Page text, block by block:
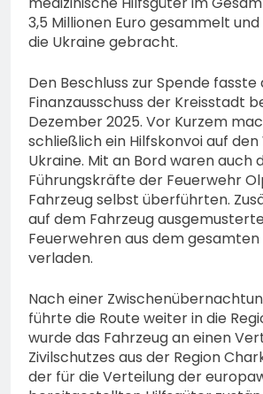
3,5 Millionen Euro gesammelt
die Ukraine gebracht.
Den Beschluss zur Spende
Finanzausschuss der Kreisstadt
Dezember 2025. Vor Kurzem
schließlich ein Hilfskonvoi auf den
Ukraine. Mit an Bord waren auch
Führungskräfte der Feuerwehr
Fahrzeug selbst überführten.
auf dem Fahrzeug
Feuerwehren aus dem gesamten
verladen.
Nach einer
führte die Route weiter in die
wurde das Fahrzeug an einen
Zivilschutzes aus der Region
der für die Verteilung der